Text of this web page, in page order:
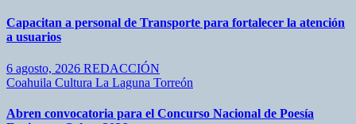
Capacitan a personal de Transporte para fortalecer la atención
a usuarios
6 agosto, 2026 REDACCIÓN
Coahuila Cultura La Laguna Torreón
Abren convocatoria para el Concurso Nacional de Poesía